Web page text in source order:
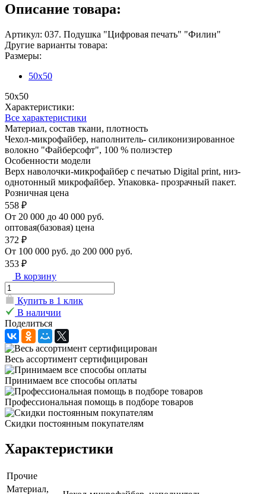
Описание товара:
Артикул: 037. Подушка "Цифровая печать" "Филин"
Другие варианты товара:
Размеры:
50х50
50х50
Характеристики:
Все характеристики
Материал, состав ткани, плотность
Чехол-микрофайбер, наполнитель- силиконизированное
волокно "Файберсофт", 100 % полиэстер
Особенности модели
Верх наволочки-микрофайбер с печатью Digital print, низ-
однотонный микрофайбер. Упаковка- прозрачный пакет.
Розничная цена
558 ₽
От 20 000 до 40 000 руб.
оптовая(базовая) цена
372 ₽
От 100 000 руб. до 200 000 руб.
353 ₽
В корзину
Купить в 1 клик
В наличии
Поделиться
Весь ассортимент сертифицирован
Принимаем все способы оплаты
Профессиональная помощь в подборе товаров
Скидки постоянным покупателям
Характеристики
Прочие
Материал,